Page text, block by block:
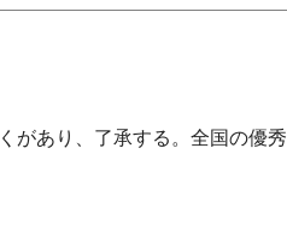
あり、了承する。全国の優